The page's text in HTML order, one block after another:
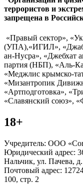
террористов и
запрещена в
«Правый сектор»,
(УПА),«ИГИЛ»,
ан-Нусра», «Джебхат
партия (НБП), «Аль-
«Меджлис крымско-
«Мизантропик
«Артподготовка»,
«Славянский союз»,
18+
Учредитель: ООО
Юридический адрес:
Нальчик, ул. Пачева,
Почтовый адрес:
100, стр. 2